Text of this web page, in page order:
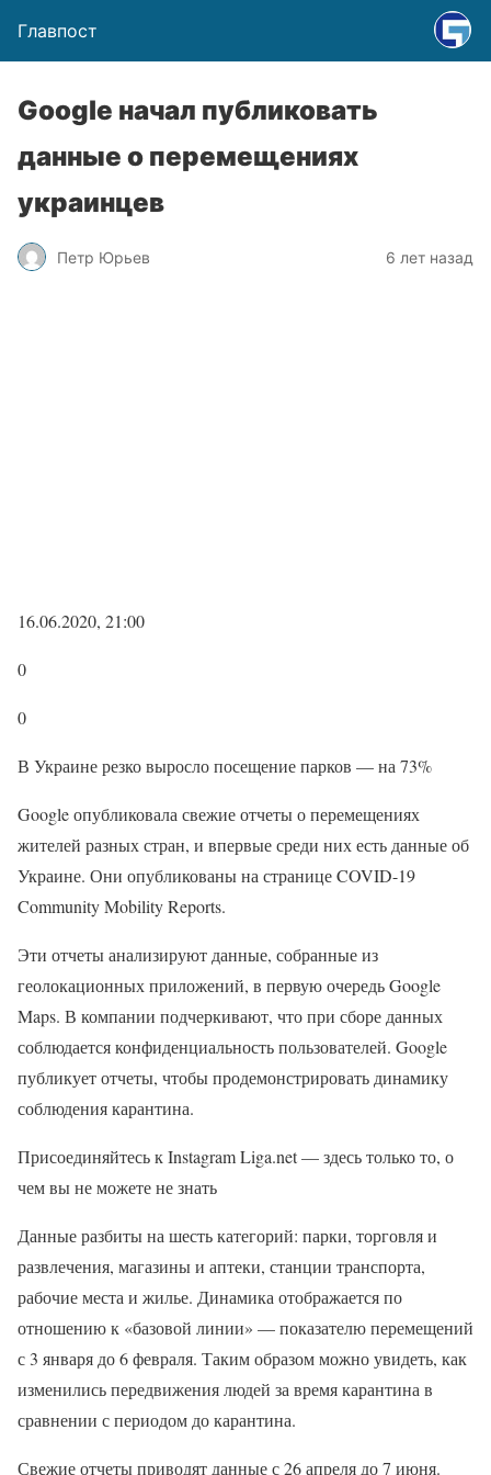
Главпост
Google начал публиковать
данные о перемещениях
украинцев
Петр Юрьев 6 лет назад
16.06.2020, 21:00
0
0
В Украине резко выросло посещение парков — на 73%
Google опубликовала свежие отчеты о перемещениях
жителей разных стран, и впервые среди них есть данные об
Украине. Они опубликованы на странице COVID-19
Community Mobility Reports.
Эти отчеты анализируют данные, собранные из
геолокационных приложений, в первую очередь Google
Maps. В компании подчеркивают, что при сборе данных
соблюдается конфиденциальность пользователей. Google
публикует отчеты, чтобы продемонстрировать динамику
соблюдения карантина.
Присоединяйтесь к Instagram Liga.net — здесь только то, о
чем вы не можете не знать
Данные разбиты на шесть категорий: парки, торговля и
развлечения, магазины и аптеки, станции транспорта,
рабочие места и жилье. Динамика отображается по
отношению к «базовой линии» — показателю перемещений
с 3 января до 6 февраля. Таким образом можно увидеть, как
изменились передвижения людей за время карантина в
сравнении с периодом до карантина.
Свежие отчеты приводят данные с 26 апреля до 7 июня.